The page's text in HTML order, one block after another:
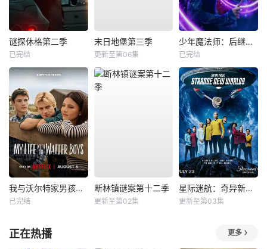
谜探休格第二季
已完结
末日地堡第三季
更新至第06集
少年魔法师：后继者第三季
已完结
我与沃尔特家男孩的生活第三季
已完结
断林镇谜案第十二季
更新至第02集
星际迷航：奇异新世界第四季
更新至第03集
正在热播 更多